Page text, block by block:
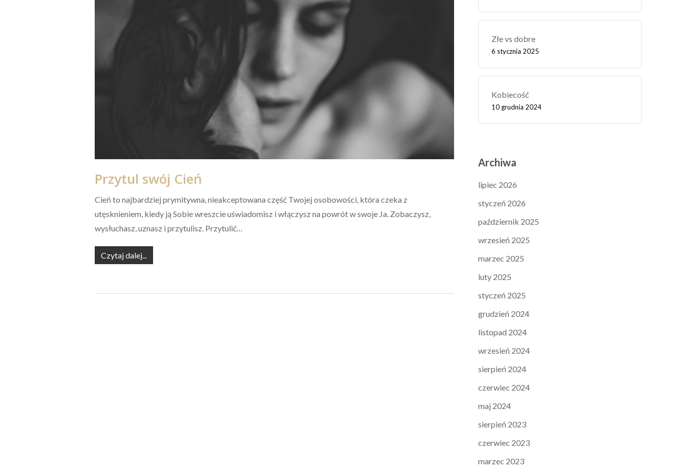
Przytul swój Cień
Cień to najbardziej prymitywna, nieakceptowana część Twojej osobowości, która czeka z
utęsknieniem, kiedy ją Sobie wreszcie uświadomisz i włączysz na powrót w swoje Ja. Zobaczysz,
wysłuchasz, uznasz i przytulisz. Przytulić…
Czytaj dalej...
Złe vs dobre
6 stycznia 2025
Kobiecość
10 grudnia 2024
Archiwa
lipiec 2026
styczeń 2026
październik 2025
wrzesień 2025
marzec 2025
luty 2025
styczeń 2025
grudzień 2024
listopad 2024
wrzesień 2024
sierpień 2024
czerwiec 2024
maj 2024
sierpień 2023
czerwiec 2023
marzec 2023